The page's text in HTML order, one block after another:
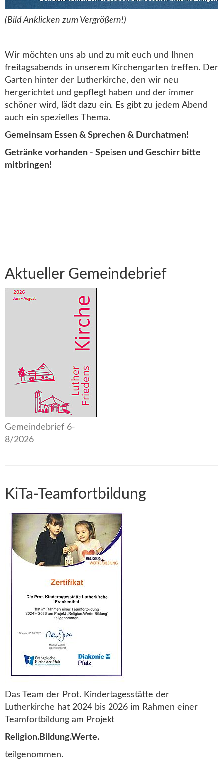
(Bild Anklicken zum Vergrößern!)
Wir möchten uns ab und zu mit euch und Ihnen
freitagsabends in unserem Kirchengarten treffen. Der
Garten hinter der Lutherkirche, den wir neu
hergerichtet und gepflegt haben und der immer
schöner wird, lädt dazu ein. Es gibt zu jedem Abend
auch ein spezielles Thema.
Gemeinsam Essen & Sprechen & Durchatmen!
Getränke vorhanden - Speisen und Geschirr bitte
mitbringen!
Aktueller Gemeindebrief
Gemeindebrief 6-
8/2026
KiTa-Teamfortbildung
Das Team der Prot. Kindertagesstätte der
Lutherkirche hat 2024 bis 2026 im Rahmen einer
Teamfortbildung am Projekt
Religion.Bildung.Werte.
teilgenommen.